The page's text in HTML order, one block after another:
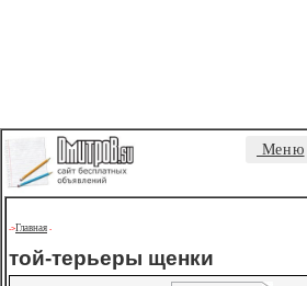
Меню
->Главная -
той-терьеры щенки